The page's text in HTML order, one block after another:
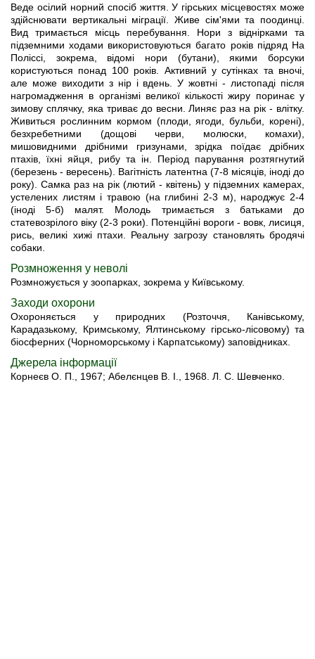
Веде осілий норний спосіб життя. У гірських місцевостях може
здійснювати вертикальні міграції. Живе сім'ями та поодинці.
Вид тримається місць перебування. Нори з віднірками та
підземними ходами використовуються багато років підряд На
Поліссі, зокрема, відомі нори (бутани), якими борсуки
користуються понад 100 років. Активний у сутінках та вночі,
але може виходити з нір і вдень. У жовтні - листопаді після
нагромадження в організмі великої кількості жиру поринає у
зимову сплячку, яка триває до весни. Линяє раз на рік - влітку.
Живиться рослинним кормом (плоди, ягоди, бульби, корені),
безхребетними (дощові черви, молюски, комахи),
мишовидними дрібними гризунами, зрідка поїдає дрібних
птахів, їхні яйця, рибу та ін. Період парування розтягнутий
(березень - вересень). Вагітність латентна (7-8 місяців, іноді до
року). Самка раз на рік (лютий - квітень) у підземних камерах,
устелених листям і травою (на глибині 2-3 м), народжує 2-4
(іноді 5-б) малят. Молодь тримається з батьками до
статевозрілого віку (2-3 роки). Потенційні вороги - вовк, лисиця,
рись, великі хижі птахи. Реальну загрозу становлять бродячі
собаки.
Розмноження у неволі
Розмножується у зоопарках, зокрема у Київському.
Заходи охорони
Охороняється у природних (Розточчя, Канівському,
Карадазькому, Кримському, Ялтинському гірсько-лісовому) та
біосферних (Чорноморському і Карпатському) заповідниках.
Джерела інформації
Корнеєв О. П., 1967; Абелєнцев В. I., 1968. Л. С. Шевченко.